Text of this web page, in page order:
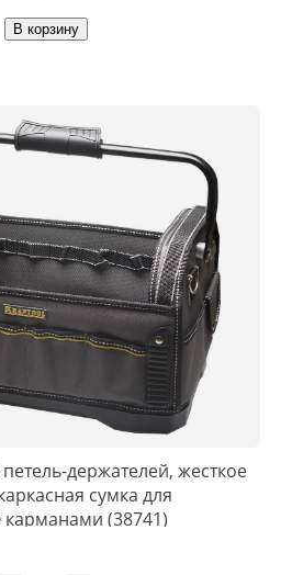
В корзину
петель-держателей, жесткое
сумка для
карманами (38741)